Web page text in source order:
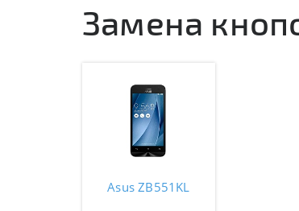
Замена
Asus ZB551KL